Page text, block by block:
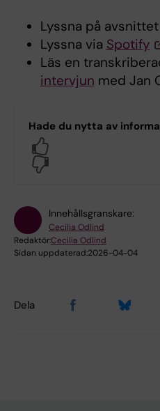
Lyssna på
Lyssna via Spotify
Läs en
intervjun med Jan
Hade du nytta av
Innehållsgranskare:
Cecilia Odlind
Redaktör:Cecilia Odlind
Sidan uppdaterad:2026-04-04
Dela